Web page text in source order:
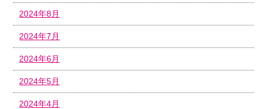
2024年8月
2024年7月
2024年6月
2024年5月
2024年4月